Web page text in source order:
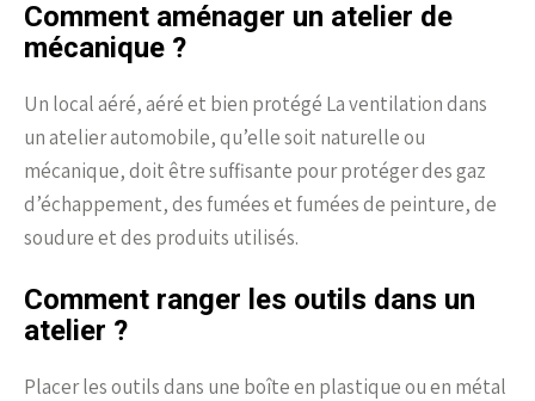
Comment aménager un atelier de
mécanique ?
Un local aéré, aéré et bien protégé La ventilation dans
un atelier automobile, qu’elle soit naturelle ou
mécanique, doit être suffisante pour protéger des gaz
d’échappement, des fumées et fumées de peinture, de
soudure et des produits utilisés.
Comment ranger les outils dans un
atelier ?
Placer les outils dans une boîte en plastique ou en métal